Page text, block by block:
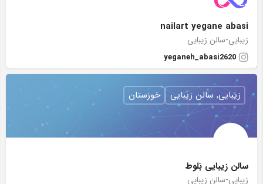
nailart yegane abasi
زیبایی-سالن زیبایی
yeganeh_abasi2620
سالن زیبایی بَلوط
زیبایی-سالن زیبایی
زیبایی, سالن زیبایی خوزستان